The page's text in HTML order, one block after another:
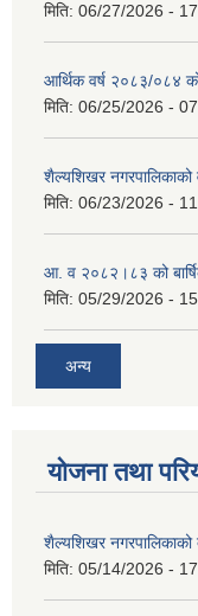
मिति: 06/27/2026 -
आर्थिक वर्ष २०८३/०८४
मिति: 06/25/2026 -
शैल्यशिखर नगरपालिकाको
मिति: 06/23/2026 -
आ. व २०८२।८३ को
मिति: 05/29/2026 -
अन्य
योजना तथा
शैल्यशिखर नगरपालिकाको
मिति: 05/14/2026 -